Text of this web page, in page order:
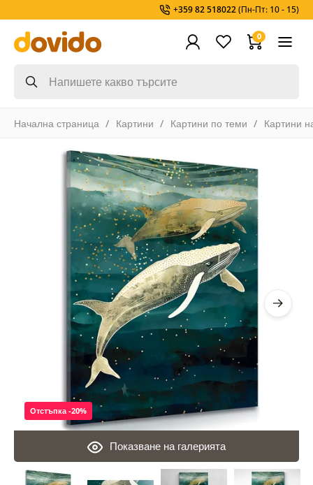
+359 82 518022(Пн-Пт: 10 - 15)
0
Начална страница Картини Картини по теми Картини
Показване на галерията
Отстъпка -20%